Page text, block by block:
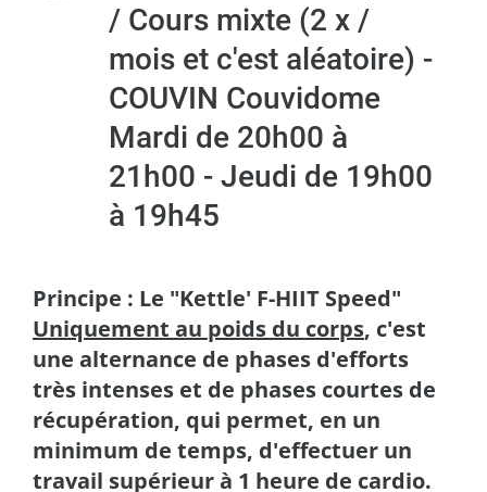
/ Cours mixte (2 x /
mois et c'est aléatoire) -
COUVIN Couvidome
Mardi de 20h00 à
21h00 - Jeudi de 19h00
à 19h45
Principe : Le "Kettle' F-HIIT Speed"
Uniquement au poids du corps, c'est
une alternance de phases d'efforts
très intenses et de phases courtes de
récupération, qui permet, en un
minimum de temps, d'effectuer un
travail supérieur à 1 heure de cardio.